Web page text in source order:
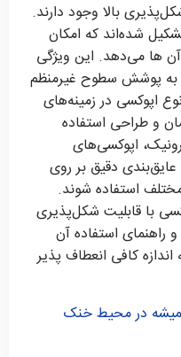
بالا وجود دارند.
شده‌اند که امکان
ها می‌دهد. این ویژگی
به پوشش سطوح غیرمنظم
اپوکسی در زمینه‌های
و طراحی استفاده
اپوکسی‌های
دقیق بر روی
استفاده شوند.
با قابلیت شکل‌پذیری
راهنمای استفاده آن
کافی انعطاف پذیر
در محیط خنک